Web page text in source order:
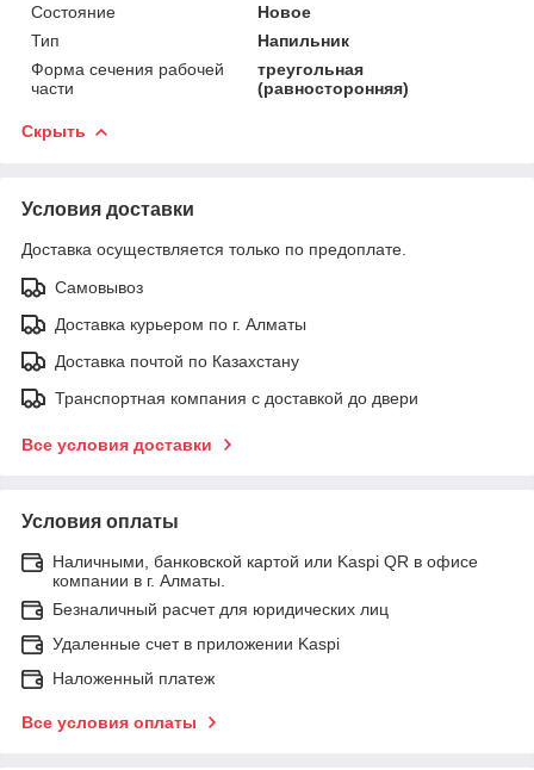
Состояние
Новое
Тип
Напильник
Форма сечения рабочей
части
треугольная
(равносторонняя)
Скрыть
Условия доставки
Доставка осуществляется только по предоплате.
Самовывоз
Доставка курьером по г. Алматы
Доставка почтой по Казахстану
Транспортная компания с доставкой до двери
Все условия доставки
Условия оплаты
Наличными, банковской картой или Kaspi QR в офисе
компании в г. Алматы.
Безналичный расчет для юридических лиц
Удаленные счет в приложении Kaspi
Наложенный платеж
Все условия оплаты